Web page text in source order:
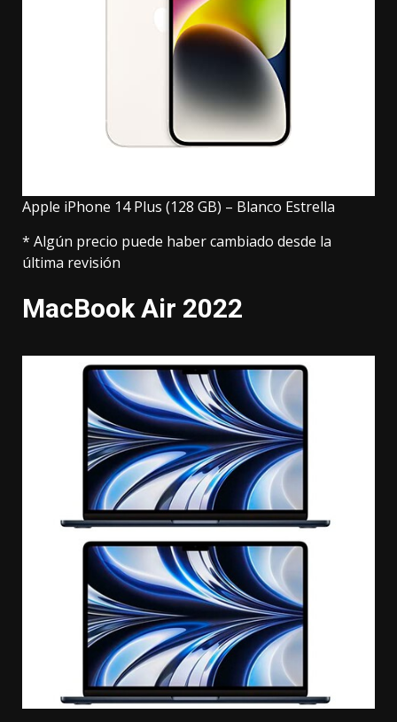
Apple iPhone 14 Plus (128 GB) – Blanco Estrella
* Algún precio puede haber cambiado desde la
última revisión
MacBook Air 2022